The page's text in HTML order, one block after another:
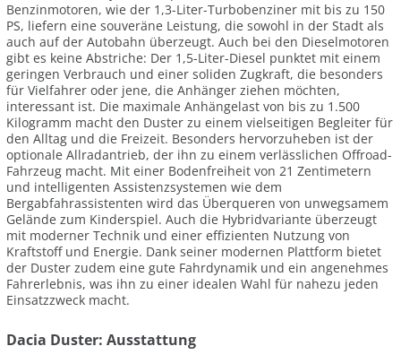
Benzinmotoren, wie der 1,3-Liter-Turbobenziner mit bis zu 150
PS, liefern eine souveräne Leistung, die sowohl in der Stadt als
auch auf der Autobahn überzeugt. Auch bei den Dieselmotoren
gibt es keine Abstriche: Der 1,5-Liter-Diesel punktet mit einem
geringen Verbrauch und einer soliden Zugkraft, die besonders
für Vielfahrer oder jene, die Anhänger ziehen möchten,
interessant ist. Die maximale Anhängelast von bis zu 1.500
Kilogramm macht den Duster zu einem vielseitigen Begleiter für
den Alltag und die Freizeit. Besonders hervorzuheben ist der
optionale Allradantrieb, der ihn zu einem verlässlichen Offroad-
Fahrzeug macht. Mit einer Bodenfreiheit von 21 Zentimetern
und intelligenten Assistenzsystemen wie dem
Bergabfahrassistenten wird das Überqueren von unwegsamem
Gelände zum Kinderspiel. Auch die Hybridvariante überzeugt
mit moderner Technik und einer effizienten Nutzung von
Kraftstoff und Energie. Dank seiner modernen Plattform bietet
der Duster zudem eine gute Fahrdynamik und ein angenehmes
Fahrerlebnis, was ihn zu einer idealen Wahl für nahezu jeden
Einsatzzweck macht.
Dacia Duster: Ausstattung